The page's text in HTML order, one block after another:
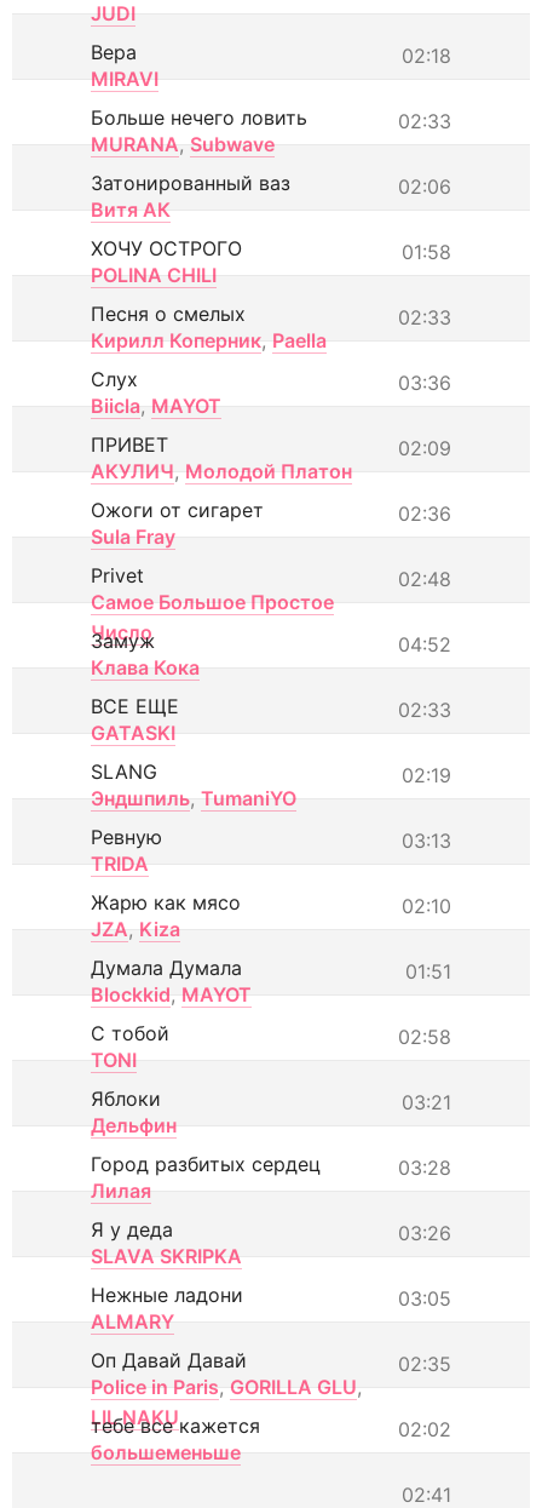
JUDI
02:18
Вера
MIRAVI
02:33
Больше нечего ловить
MURANA, Subwave
02:06
Затонированный ваз
Витя АК
01:58
ХОЧУ ОСТРОГО
POLINA CHILI
02:33
Песня о смелых
Кирилл Коперник, Paella
03:36
Слух
Biicla, MAYOT
02:09
ПРИВЕТ
АКУЛИЧ, Молодой Платон
02:36
Ожоги от сигарет
Sula Fray
02:48
Privet
Самое Большое Простое
Число
04:52
Замуж
Клава Кока
02:33
ВСЕ ЕЩЕ
GATASKI
02:19
SLANG
Эндшпиль, TumaniYO
03:13
Ревную
TRIDA
02:10
Жарю как мясо
JZA, Kiza
01:51
Думала Думала
Blockkid, MAYOT
02:58
С тобой
TONI
03:21
Яблоки
Дельфин
03:28
Город разбитых сердец
Лилая
03:26
Я у деда
SLAVA SKRIPKA
03:05
Нежные ладони
ALMARY
02:35
Оп Давай Давай
Police in Paris, GORILLA GLU,
LIL NAKU
02:02
тебе все кажется
большеменьше
02:41